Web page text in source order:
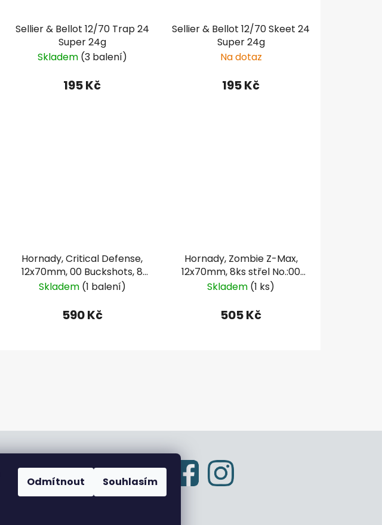
Odmítnout Souhlasím
Sellier & Bellot 12/70 Trap 24
Super 24g
Skladem (3 balení)
195 Kč
Sellier & Bellot 12/70 Skeet 24
Super 24g
Na dotaz
195 Kč
Hornady, Critical Defense,
12x70mm, 00 Buckshots, 8
střel v náboji
Skladem (1 balení)
590 Kč
Hornady, Zombie Z-Max,
12x70mm, 8ks střel No.:00
(8,43mm)
Skladem (1 ks)
505 Kč
a
c
r
v
+420 608 166 670
gsa@gsa-shop.cz